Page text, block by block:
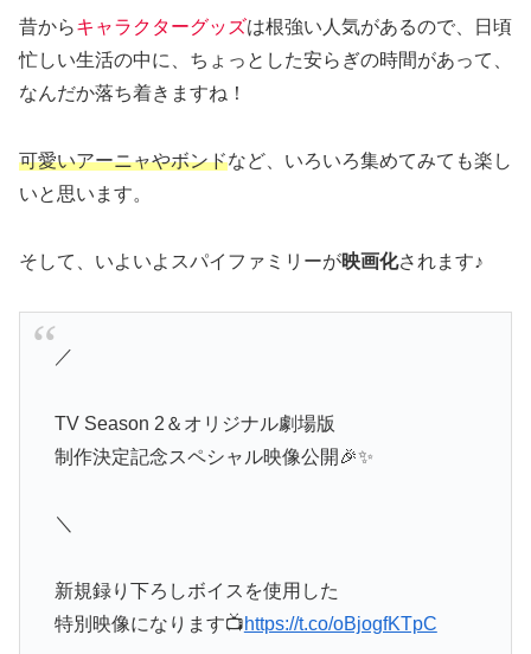
昔からキャラクターグッズは根強い人気があるので、日頃
忙しい生活の中に、ちょっとした安らぎの時間があって、
なんだか落ち着きますね！
可愛いアーニャやボンドなど、いろいろ集めてみても楽し
いと思います。
そして、いよいよスパイファミリーが映画化されます♪
／
TV Season 2＆オリジナル劇場版
制作決定記念スペシャル映像公開🎉✨
＼
新規録り下ろしボイスを使用した
特別映像になります📺https://t.co/oBjogfKTpC